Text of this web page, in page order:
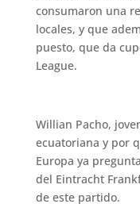
consumaron una
locales, y que
puesto, que da
League.
Willian Pacho,
ecuatoriana y por
Europa ya
del Eintracht
de este partido.